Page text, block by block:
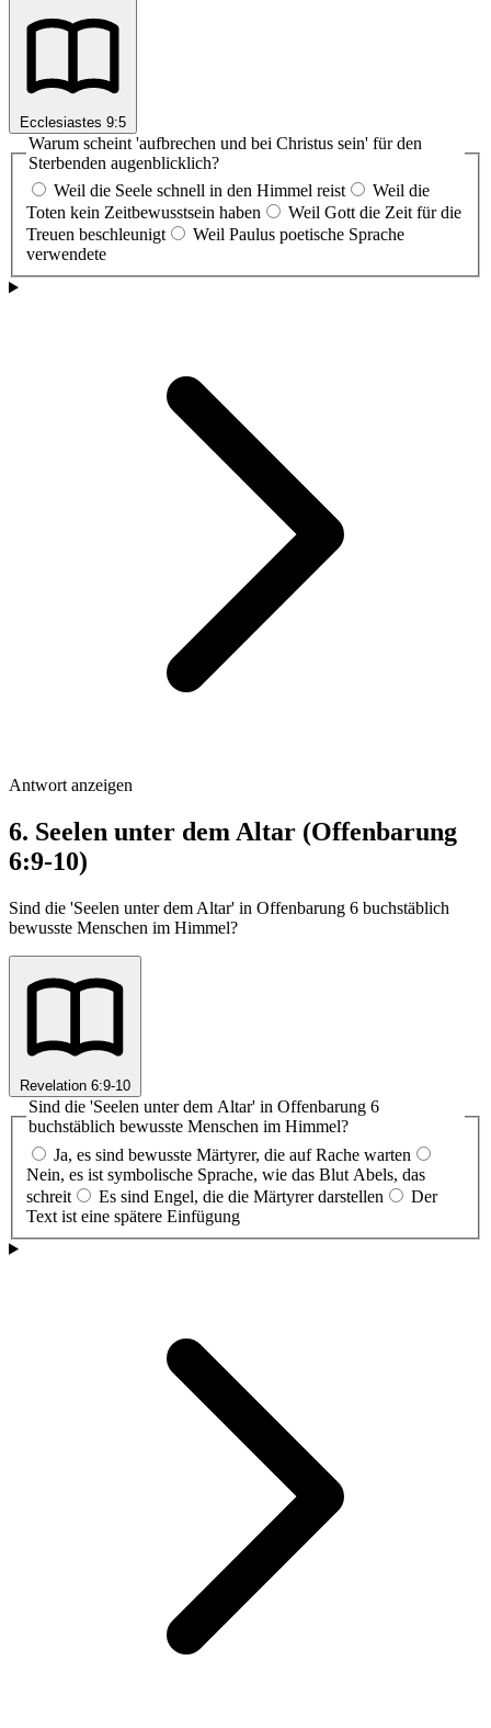
Ecclesiastes 9:5
Warum scheint 'aufbrechen und bei Christus sein' für den
Sterbenden augenblicklich?
Weil die Seele schnell in den Himmel reist
Weil die
Toten kein Zeitbewusstsein haben
Weil Gott die Zeit für die
Treuen beschleunigt
Weil Paulus poetische Sprache
verwendete
Antwort anzeigen
6. Seelen unter dem Altar (Offenbarung
6:9-10)
Sind die 'Seelen unter dem Altar' in Offenbarung 6 buchstäblich
bewusste Menschen im Himmel?
Revelation 6:9-10
Sind die 'Seelen unter dem Altar' in Offenbarung 6
buchstäblich bewusste Menschen im Himmel?
Ja, es sind bewusste Märtyrer, die auf Rache warten
Nein, es ist symbolische Sprache, wie das Blut Abels, das
schreit
Es sind Engel, die die Märtyrer darstellen
Der
Text ist eine spätere Einfügung